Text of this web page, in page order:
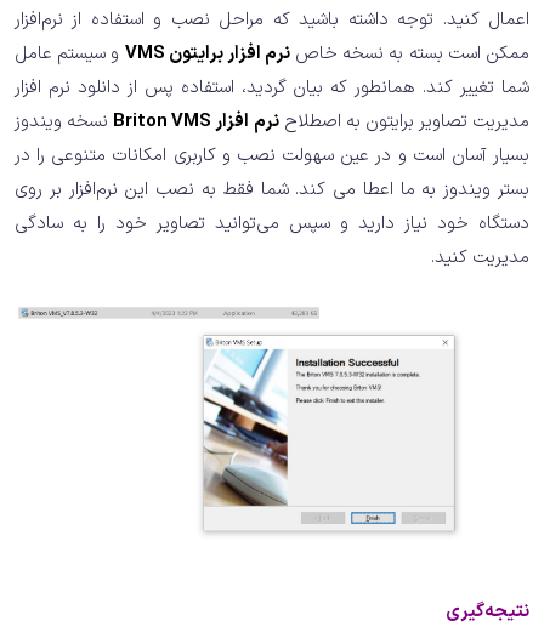
اعمال کنید. توجه داشته باشید که مراحل نصب و استفاده از نرم‌افزار
ممکن است بسته به نسخه خاص نرم افزار برایتون VMS
و سیستم عامل
شما تغییر کند. همانطور که بیان گردید، استفاده پس از دانلود نرم افزار
مدیریت تصاویر برایتون به اصطلاحنرم افزار Briton VMS
نسخه ویندوز
بسیار آسان است و در عین سهولت نصب و کاربری امکانات متنوعی را در
بستر ویندوز به ما اعطا می کند. شما فقط به نصب این نرم‌افزار بر روی
دستگاه خود نیاز دارید و سپس می‌توانید تصاویر خود را به سادگی
مدیریت کنید.
نتیجه‌گیری